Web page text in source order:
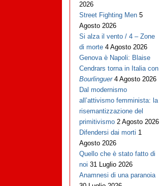
2026
Street Fighting Men 5
Agosto 2026
Si alza il vento / 4 – Zone
di morte 4 Agosto 2026
Genova è Napoli: Blaise
Cendrars torna in Italia con
Bourlinguer 4 Agosto 2026
Dal modernismo
all’attivismo femminista: la
risemantizzazione del
primitivismo 2 Agosto 2026
Difendersi dai morti 1
Agosto 2026
Quello che è stato fatto di
noi 31 Luglio 2026
Anamnesi di una paranoia